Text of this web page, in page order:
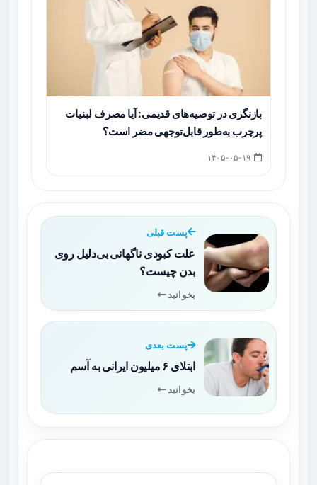
بازنگری در توصیه‌های قدیمی: آیا مصرف لبنیات
پرچرب به‌طور قابل‌توجهی مضر است؟
پست قبلی
علت کبودی ناگهانی بی‌دلیل روی
بدن چیست؟
بخوانید
پست بعدی
ابتلای ۶ میلیون ایرانی به آسم
بخوانید